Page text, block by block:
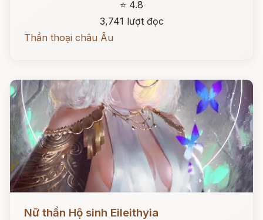
⭐ 4.8
3,741 lượt đọc
Thần thoại châu Âu
Nữ thần Hộ sinh Eileithyia